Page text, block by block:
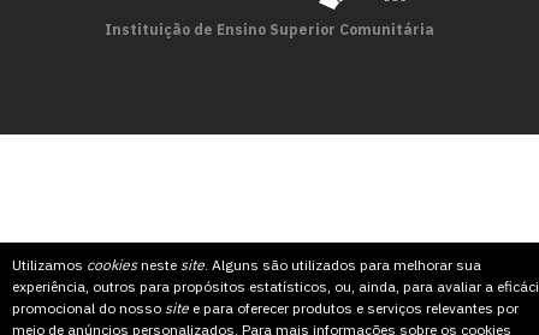
Utilizamos cookiesneste site. Alguns são utilizados para melhorar sua
experiência, outros para propósitos estatísticos, ou, ainda, para avaliar a
promocional do nosso site e para oferecer produtos e serviços relevantes por
meio de anúncios personalizados. Para mais informações sobre os cookies
Instituição de Ensino Superior Comunitária